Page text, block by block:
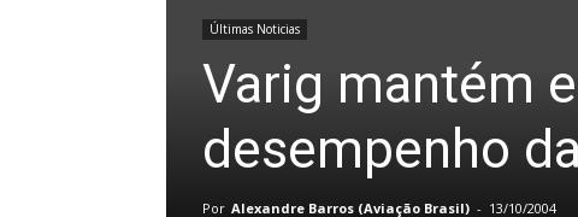
Últimas Noticias
Varig mantém
desempenho
Por Alexandre Barros (Aviação Brasil) - 13/10/2004